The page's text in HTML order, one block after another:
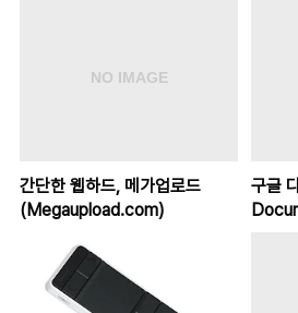
간단한 웹하드, 메가업로드
(Megaupload.com)
구글